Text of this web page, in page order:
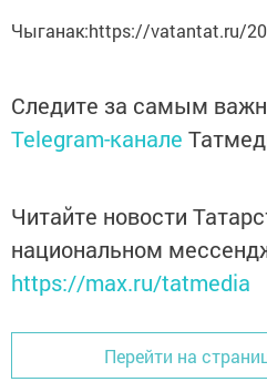
Чыганак:https://vatantat.ru/
Следите за самым
Telegram-канале
Читайте новости
национальном
https://max.ru/tatmedia
Перейти на